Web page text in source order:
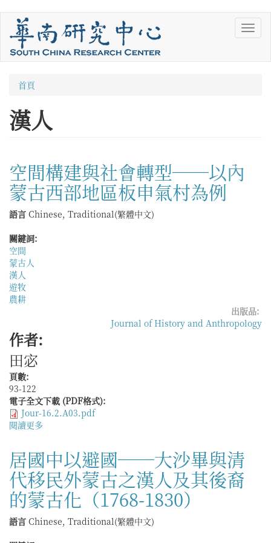
您
在
這
首頁
漢人
空間構建與社會轉型──以內
蒙古西部地區板申氣村為例
語言 Chinese, Traditional(繁體中文)
關鍵詞:
空間
蒙古人
漢人
遊牧
農耕
出版品:
Journal of History and Anthropology
作者:
田宓
頁數:
93-122
電子全文下載 (PDF格式):
Jour-16.2.A03.pdf
閱讀更多
空
間
構
建
與
社
會
居國中以避國──大沙畢與清
代移民外蒙古之漢人及其後裔
的蒙古化（1768-1830）
語言 Chinese, Traditional(繁體中文)